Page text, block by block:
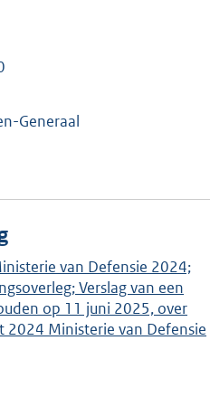
Generaal
van Defensie 2024;
Verslag van een
op 11 juni 2025, over
2024 Ministerie van Defensie